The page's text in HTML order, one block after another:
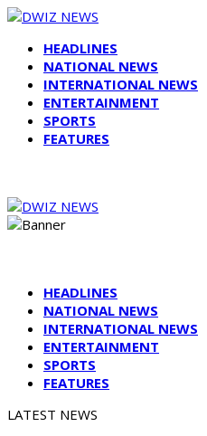
HEADLINES
NATIONAL NEWS
INTERNATIONAL NEWS
ENTERTAINMENT
SPORTS
FEATURES
HEADLINES
NATIONAL NEWS
INTERNATIONAL NEWS
ENTERTAINMENT
SPORTS
FEATURES
LATEST NEWS